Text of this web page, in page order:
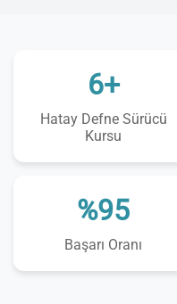
6+
Hatay Defne Sürücü
Kursu
%95
Başarı Oranı